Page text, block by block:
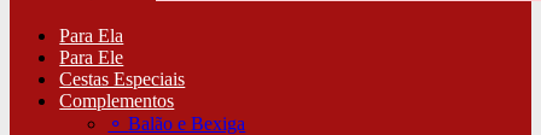
Para Ela
Para Ele
Cestas Especiais
Complementos
⚬Balão e Bexiga